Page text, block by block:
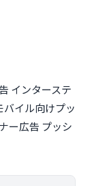
インターステ
イル向けプッ
ー広告 プッシ